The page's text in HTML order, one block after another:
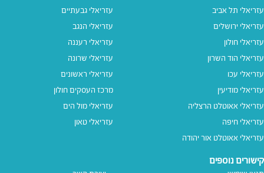
עזריאלי תל אביב
עזריאלי ירושלים
עזריאלי חולון
עזריאלי הוד השרון
עזריאלי עכו
עזריאלי מודיעין
עזריאלי אאוטלט הרצליה
עזריאלי חיפה
עזריאלי אאוטלט אור יהודה
עזריאלי גבעתיים
עזריאלי הנגב
עזריאלי רעננה
עזריאלי שרונה
עזריאלי ראשונים
מרכז העסקים חולון
עזריאלי מול הים
עזריאלי טאון
קישורים נוספים